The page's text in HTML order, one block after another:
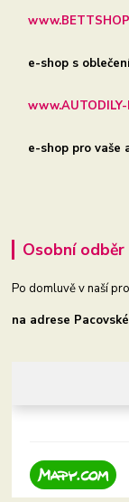
e-shop s
www.AUTODILY-
e-shop pro vaše
Osobní odběr
Po domluvě v naší
na adrese